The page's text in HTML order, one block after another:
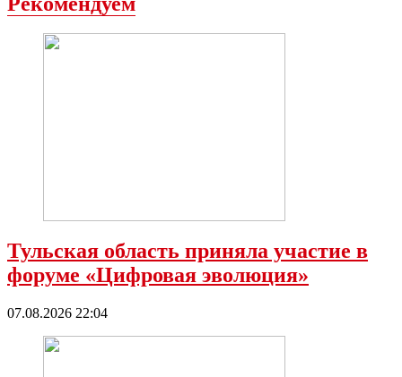
Тульская область приняла участие в
форуме «Цифровая эволюция»
07.08.2026 22:04